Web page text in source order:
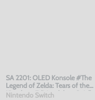
SA 2201: OLED Konsole #The
Legend of Zelda: Tears of the
Kingdom-Edition (ohne Spiel)
Nintendo Switch